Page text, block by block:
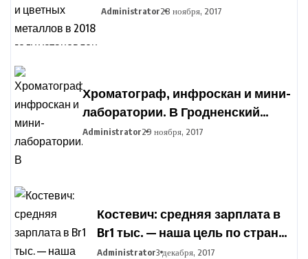
металлов в 2018 году
Administrator28 ноября, 2017
Хроматограф, инфроскан и мини-
лаборатории. В Гродненский
агропромышленный парк
Administrator29 ноября, 2017
Костевич: средняя зарплата в
Br1 тыс. — наша цель по стране,
но дифференциация по
Administrator3 декабря, 2017